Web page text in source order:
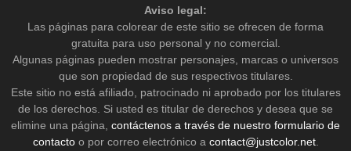
Aviso legal:
Las páginas para colorear de este sitio se ofrecen de forma
gratuita para uso personal y no comercial.
Algunas páginas pueden mostrar personajes, marcas o universos
que son propiedad de sus respectivos titulares.
Este sitio no está afiliado, patrocinado ni aprobado por los titulares
de los derechos. Si usted es titular de derechos y desea que se
elimine una página, contáctenos a través de nuestro formulario de
contactoo por correo electrónico a contact@justcolor.net.